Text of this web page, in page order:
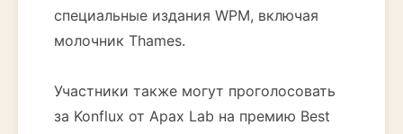
специальные издания WPM, включая
молочник Thames.
Участники также могут проголосовать
за Konflux от Apax Lab на премию Best